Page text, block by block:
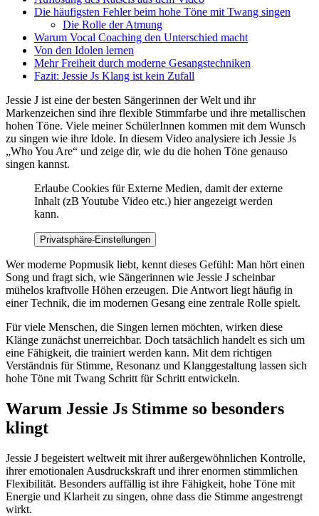
Die häufigsten Fehler beim hohe Töne mit Twang singen
Die Rolle der Atmung
Warum Vocal Coaching den Unterschied macht
Von den Idolen lernen
Mehr Freiheit durch moderne Gesangstechniken
Fazit: Jessie Js Klang ist kein Zufall
Jessie J ist eine der besten Sängerinnen der Welt und ihr
Markenzeichen sind ihre flexible Stimmfarbe und ihre metallischen
hohen Töne. Viele meiner SchülerInnen kommen mit dem Wunsch
zu singen wie ihre Idole. In diesem Video analysiere ich Jessie Js
„Who You Are“ und zeige dir, wie du die hohen Töne genauso
singen kannst.
Erlaube Cookies für Externe Medien, damit der externe
Inhalt (zB Youtube Video etc.) hier angezeigt werden
kann.
Privatsphäre-Einstellungen
Wer moderne Popmusik liebt, kennt dieses Gefühl: Man hört einen
Song und fragt sich, wie Sängerinnen wie Jessie J scheinbar
mühelos kraftvolle Höhen erzeugen. Die Antwort liegt häufig in
einer Technik, die im modernen Gesang eine zentrale Rolle spielt.
Für viele Menschen, die Singen lernen möchten, wirken diese
Klänge zunächst unerreichbar. Doch tatsächlich handelt es sich um
eine Fähigkeit, die trainiert werden kann. Mit dem richtigen
Verständnis für Stimme, Resonanz und Klanggestaltung lassen sich
hohe Töne mit Twang Schritt für Schritt entwickeln.
Warum Jessie Js Stimme so besonders
klingt
Jessie J begeistert weltweit mit ihrer außergewöhnlichen Kontrolle,
ihrer emotionalen Ausdruckskraft und ihrer enormen stimmlichen
Flexibilität. Besonders auffällig ist ihre Fähigkeit, hohe Töne mit
Energie und Klarheit zu singen, ohne dass die Stimme angestrengt
wirkt.